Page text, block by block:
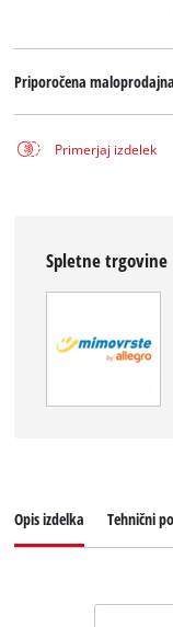
Priporočena
Primerjaj izdelek
Spletne trgovine
Opis izdelka Tehnični